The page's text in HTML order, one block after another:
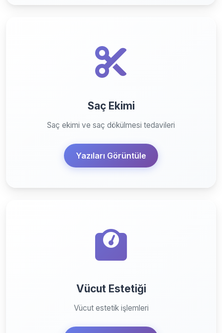
Saç Ekimi
Saç ekimi ve saç dökülmesi tedavileri
Yazıları Görüntüle
Vücut Estetiği
Vücut estetik işlemleri